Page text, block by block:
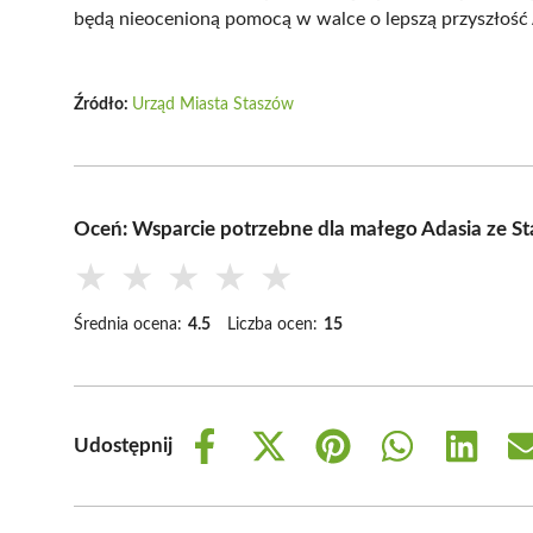
będą nieocenioną pomocą w walce o lepszą przyszłość
Źródło: Urząd Miasta Staszów
Oceń: Wsparcie potrzebne dla małego Adasia ze
★ ★ ★ ★ ★
Średnia ocena: 4.5 Liczba ocen: 15
Udostępnij
Share
Share
(Twitter)
Share
Share
Share